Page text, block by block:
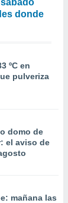
donde
ºC en
pulveriza
domo de
el aviso de
mañana las